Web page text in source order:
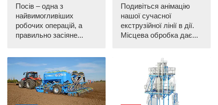
Посів – одна з
найвимогливіших
робочих операцій, а
правильно засіяне...
Подивіться анімацію
нашої сучасної
екструзійної лінії в дії.
Місцева обробка дає...